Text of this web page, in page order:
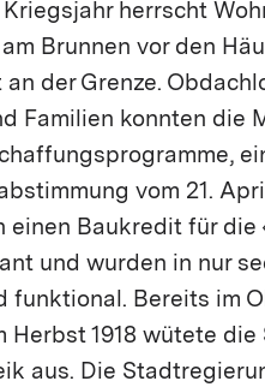
herrscht
Brunnen vor den
der Grenze.
Familien konnten die
vom 21.
einen Baukredit für die
und wurden in nur
funktional. Bereits im
Herbst 1918 wütete
aus. Die